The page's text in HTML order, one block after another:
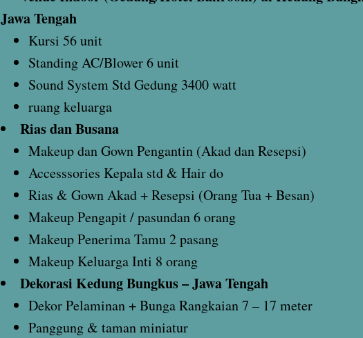
Jawa Tengah
Kursi 56 unit
Standing AC/Blower 6 unit
Sound System Std Gedung 3400 watt
ruang keluarga
Rias dan Busana
Makeup dan Gown Pengantin (Akad dan Resepsi)
Accesssories Kepala std & Hair do
Rias & Gown Akad + Resepsi (Orang Tua + Besan)
Makeup Pengapit / pasundan 6 orang
Makeup Penerima Tamu 2 pasang
Makeup Keluarga Inti 8 orang
Dekorasi Kedung Bungkus – Jawa Tengah
Dekor Pelaminan + Bunga Rangkaian 7 – 17 meter
Panggung & taman miniatur